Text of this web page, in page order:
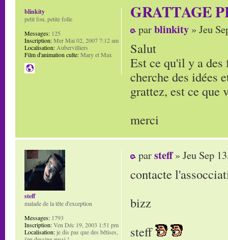
GRATTAGE
parblinkity » Jeu
Salut
Est ce qu'il y a
cherche des idées
grattez, est ce que
merci
blinkity
petit fou, petite folle
Messages: 125
Inscription:Mer Mai 02, 2007 7:12 am
Localisation: Aubervilliers
Film d'animation culte:Mary et Max
parsteff» Jeu Sep
contacte
bizz
steff
steff
malade de la tête d'exception
Messages: 1793
Inscription:Ven Déc 19, 2003 1:51 pm
Localisation:je dis pas que des bêtises,